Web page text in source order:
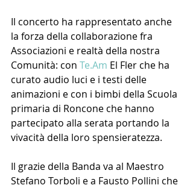
Il concerto ha rappresentato anche
la forza della collaborazione fra
Associazioni e realtà della nostra
Comunità: con Te.Am El Fler che ha
curato audio luci e i testi delle
animazioni e con i bimbi della Scuola
primaria di Roncone che hanno
partecipato alla serata portando la
vivacità della loro spensieratezza.
Il grazie della Banda va al Maestro
Stefano Torboli e a Fausto Pollini che